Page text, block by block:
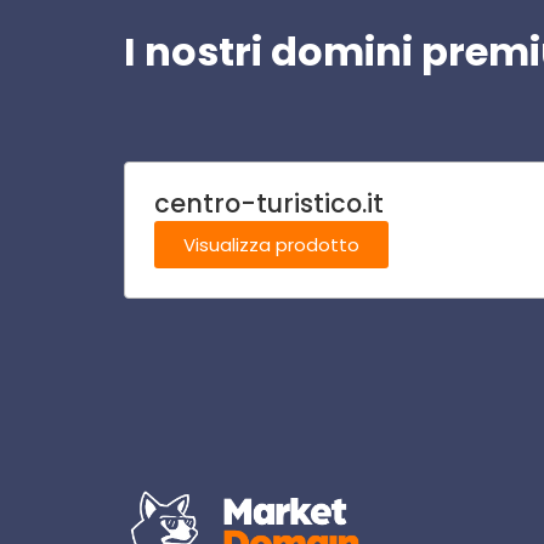
I nostri domini
centro-turistico.it
Visualizza prodotto